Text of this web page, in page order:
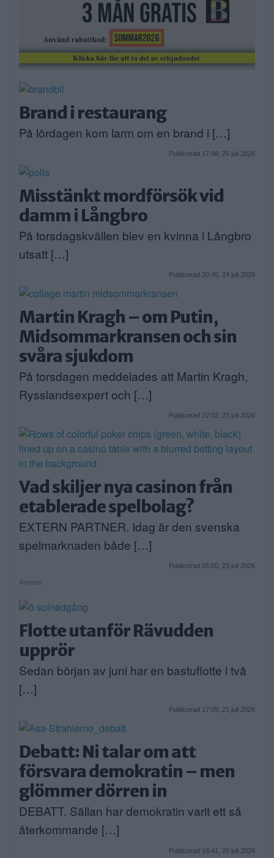
Brand i restaurang
På lördagen kom larm om en brand i […]
Publicerad 17:48, 25 juli 2026
Misstänkt mordförsök vid
damm i Långbro
På torsdagskvällen blev en kvinna i Långbro
utsatt […]
Publicerad 20:45, 24 juli 2026
Martin Kragh – om Putin,
Midsommarkransen och sin
svåra sjukdom
På torsdagen meddelades att Martin Kragh,
Rysslandsexpert och […]
Publicerad 22:02, 23 juli 2026
Vad skiljer nya casinon från
etablerade spelbolag?
EXTERN PARTNER. Idag är den svenska
spelmarknaden både […]
Publicerad 05:00, 23 juli 2026
Annons:
Flotte utanför Rävudden
upprör
Sedan början av juni har en bastuflotte i två
[…]
Publicerad 17:09, 21 juli 2026
Debatt: Ni talar om att
försvara demokratin – men
glömmer dörren in
DEBATT. Sällan har demokratin varit ett så
återkommande […]
Publicerad 16:41, 20 juli 2026